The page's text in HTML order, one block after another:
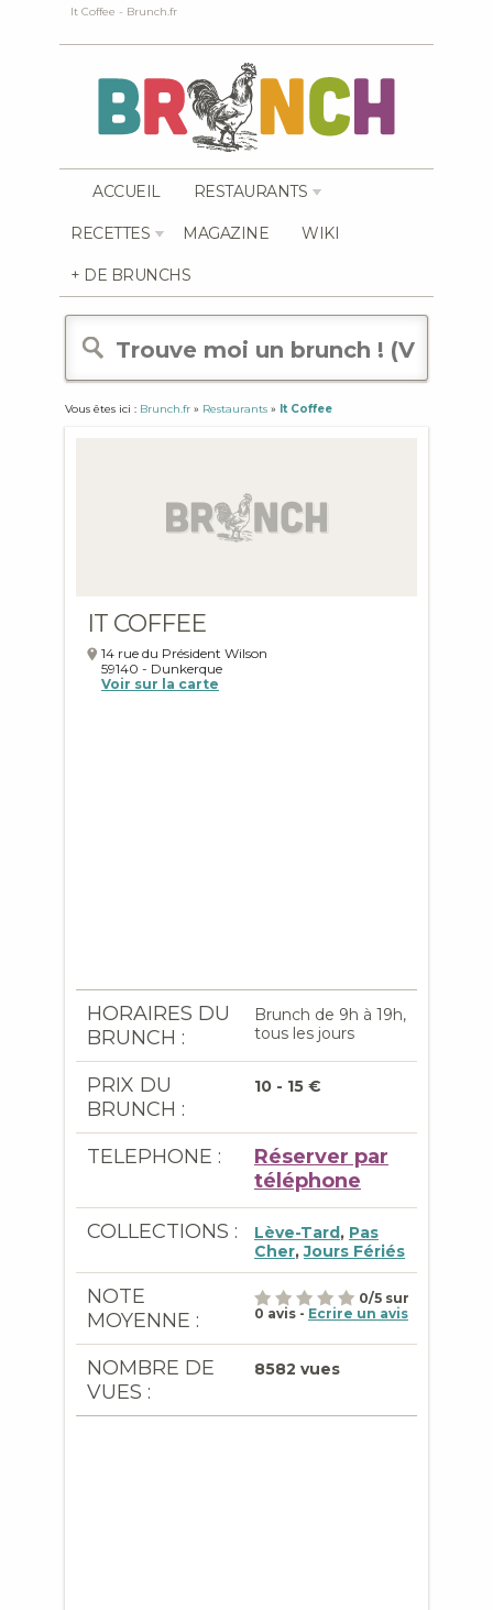
It Coffee - Brunch.fr
ACCUEIL RESTAURANTS
RECETTES MAGAZINE WIKI
+ DE BRUNCHS
Vous êtes ici : Brunch.fr » Restaurants » It Coffee
IT COFFEE
14 rue du Président Wilson
59140 - Dunkerque
Voir sur la carte
HORAIRES DU
BRUNCH :
Brunch de 9h à 19h,
tous les jours
PRIX DU
BRUNCH :
10 - 15 €
TELEPHONE :
Réserver par
téléphone
COLLECTIONS : Lève-Tard, Pas
Cher,Jours Fériés
NOTE
MOYENNE :
0/5 sur
0 avis - Ecrire un avis
NOMBRE DE
VUES :
8582 vues